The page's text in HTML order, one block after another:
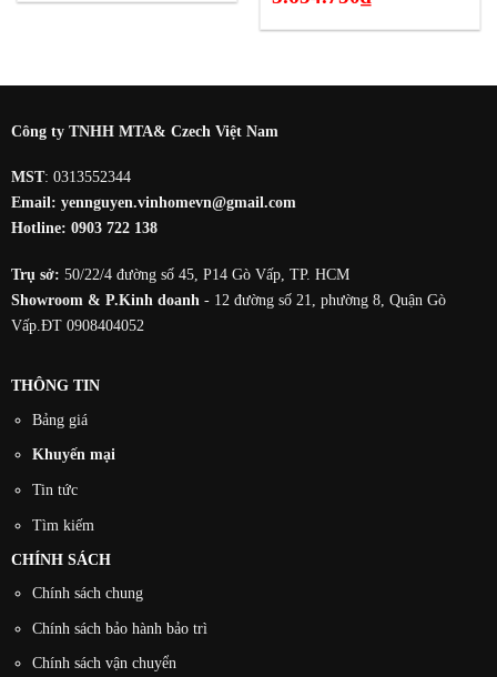
3.654.750₫.
Công ty TNHH MTA& Czech Việt Nam
MST: 0313552344
Email: yennguyen.vinhomevn@gmail.com
Hotline: 0903 722 138
Trụ sở: 50/22/4 đường số 45, P14 Gò Vấp, TP. HCM
Showroom & P.Kinh doanh - 12 đường số 21, phường 8, Quận Gò
Vấp.ĐT 0908404052
THÔNG TIN
Bảng giá
Khuyến mại
Tin tức
Tìm kiếm
CHÍNH SÁCH
Chính sách chung
Chính sách bảo hành bảo trì
Chính sách vận chuyển